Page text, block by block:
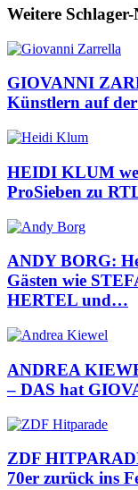
Weitere Schlager-
GIOVANNI
Künstlern auf
HEIDI KLUM
ProSieben zu
ANDY BORG:
Gästen wie
HERTEL und…
ANDREA
– DAS hat
ZDF
70er zurück ins